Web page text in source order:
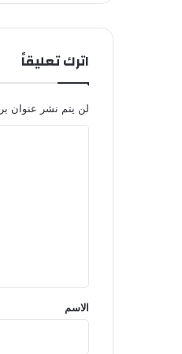
اترك تعليقاً
لن يتم نشر عنوان
*
الاسم